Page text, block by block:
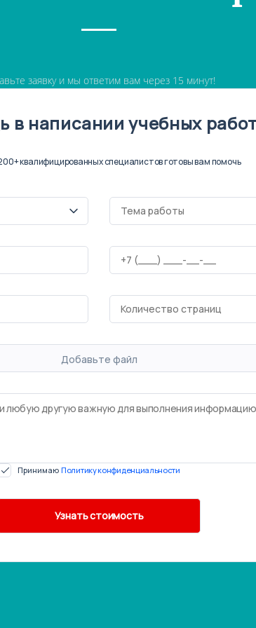
заявку и мы ответим вам через 15 минут!
в написании учебных
квалифицированных специалистов готовы вам помочь
Добавьте файл
Принимаю Политику конфиденциальности